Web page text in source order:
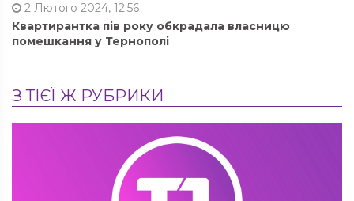
2 Лютого 2024, 12:56
Квартирантка пів року обкрадала власницю
помешкання у Тернополі
З ТІЄЇ Ж РУБРИКИ